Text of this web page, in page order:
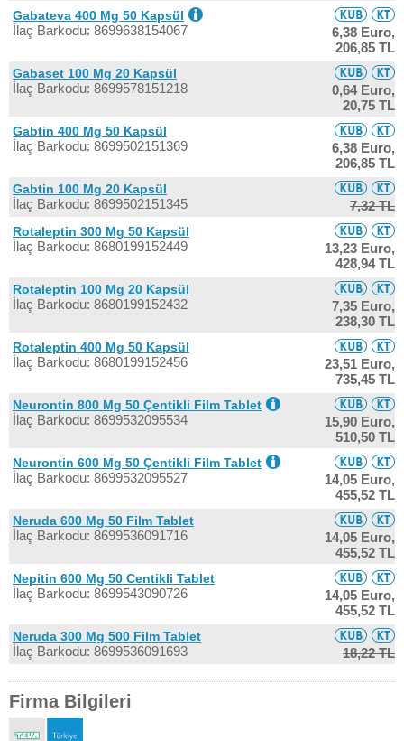
Gabateva 400 Mg 50 Kapsül
İlaç Barkodu: 8699638154067
6,38 Euro,
206,85 TL
Gabaset 100 Mg 20 Kapsül
İlaç Barkodu: 8699578151218
0,64 Euro,
20,75 TL
Gabtin 400 Mg 50 Kapsül
İlaç Barkodu: 8699502151369
6,38 Euro,
206,85 TL
Gabtin 100 Mg 20 Kapsül
İlaç Barkodu: 8699502151345 7,32 TL
Rotaleptin 300 Mg 50 Kapsül
İlaç Barkodu: 8680199152449
13,23 Euro,
428,94 TL
Rotaleptin 100 Mg 20 Kapsül
İlaç Barkodu: 8680199152432
7,35 Euro,
238,30 TL
Rotaleptin 400 Mg 50 Kapsül
İlaç Barkodu: 8680199152456
23,51 Euro,
735,45 TL
Neurontin 800 Mg 50 Çentikli Film Tablet
İlaç Barkodu: 8699532095534
15,90 Euro,
510,50 TL
Neurontin 600 Mg 50 Çentikli Film Tablet
İlaç Barkodu: 8699532095527
14,05 Euro,
455,52 TL
Neruda 600 Mg 50 Film Tablet
İlaç Barkodu: 8699536091716
14,05 Euro,
455,52 TL
Nepitin 600 Mg 50 Centikli Tablet
İlaç Barkodu: 8699543090726
14,05 Euro,
455,52 TL
Neruda 300 Mg 500 Film Tablet
İlaç Barkodu: 8699536091693 18,22 TL
Firma Bilgileri